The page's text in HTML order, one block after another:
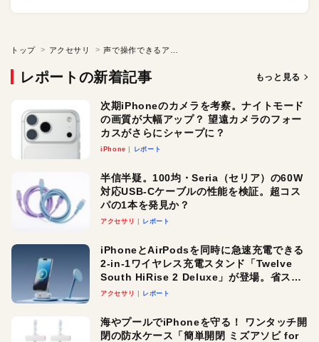
トップ アクセサリ
レポートの新着記事 もっと見る
次期iPhoneのカメラを考察。ナイトモード
の画質が大幅アップ？ 望遠カメラのフォー
カスがさらにシャープに？
iPhone レポート
半信半疑。100均・Seria（セリア）の60W
対応USB-Cケーブルの性能を検証。超コス
パの1本を発見か？
アクセサリ レポート
iPhoneとAirPodsを同時に急速充電できる
2-in-1ワイヤレス充電スタンド「Twelve
South HiRise 2 Deluxe」が登場。省スペ
ースでおしゃれに充電したい人にオスス
アクセサリ レポート
海やプールでiPhoneを守る！ ワンタッチ開
閉の防水ケース「簡単開閉 ミズアソビ for